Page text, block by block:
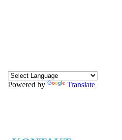
Powered by Translate